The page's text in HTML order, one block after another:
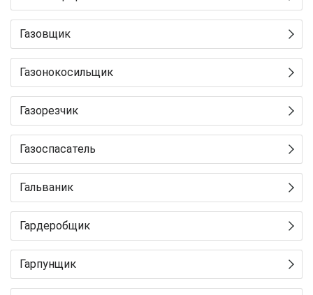
Газовщик
Газонокосильщик
Газорезчик
Газоспасатель
Гальваник
Гардеробщик
Гарпунщик